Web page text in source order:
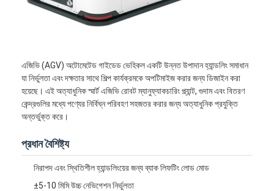
এজিভি (AGV) অটোমেটেড গাইডেড ভেহিকল একটি উন্নত উপাদান হ্যান্ডলিং সমাধান
যা নির্ভুলতা এবং দক্ষতার সাথে শিল্প কার্যক্রমকে অপটিমাইজ করার জন্য ডিজাইন করা
হয়েছে। এই অত্যাধুনিক স্মার্ট এজিভি রোবট ম্যানুফ্যাকচারিং প্ল্যান্ট, গুদাম এবং বিতরণ
কেন্দ্রগুলির মধ্যে পণ্যের নির্বিঘ্ন পরিবহণ সহজতর করার জন্য অত্যাধুনিক প্রযুক্তি
অন্তর্ভুক্ত করে।
প্রধান বৈশিষ্ট্য
নিরাপদ এবং স্থিতিশীল হ্যান্ডলিংয়ের জন্য ব্যাক লিফটিং লোড মোড
±5-10 মিমি উচ্চ নেভিগেশন নির্ভুলতা